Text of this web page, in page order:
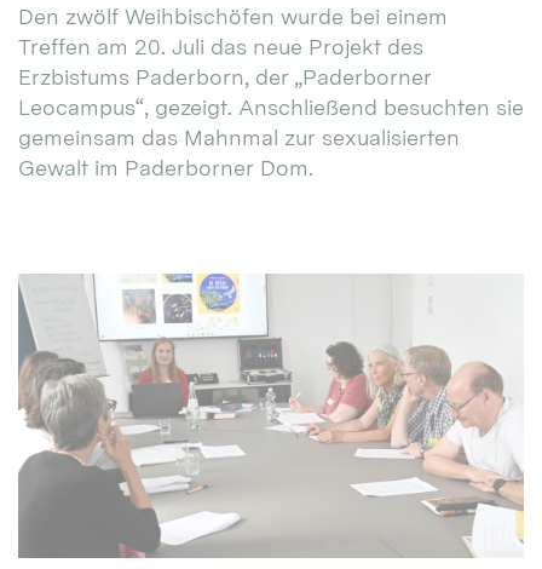
Den zwölf Weihbischöfen wurde bei einem
Treffen am 20. Juli das neue Projekt des
Erzbistums Paderborn, der „Paderborner
Leocampus“, gezeigt. Anschließend besuchten sie
gemeinsam das Mahnmal zur sexualisierten
Gewalt im Paderborner Dom.